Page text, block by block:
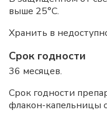
выше 25°С.
Хранить в
Срок годности
36 месяцев.
Срок годности
флакон-капельницы